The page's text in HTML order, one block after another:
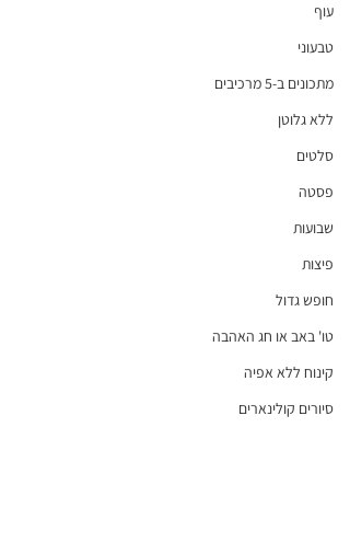
עוף
טבעוני
מתכונים ב-5 מרכיבים
ללא גלוטן
סלטים
פסטה
שבועות
פיצות
חופש גדול
טו' באב או חג האהבה
קינוח ללא אפיה
סיורים קולינארים